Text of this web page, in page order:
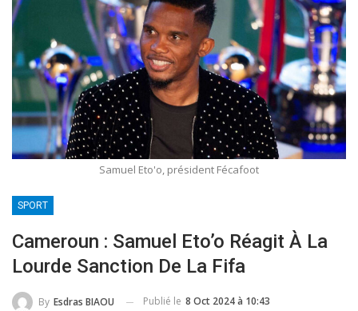
Samuel Eto'o, président Fécafoot
SPORT
Cameroun : Samuel Eto’o Réagit À La
Lourde Sanction De La Fifa
By Esdras BIAOU Publié le 8 Oct 2024 à 10:43